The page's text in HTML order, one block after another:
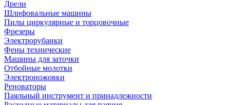
Дрели
Шлифовальные машины
Пилы циркулярные и торцовочные
Фрезеры
Электрорубанки
Фены технические
Машины для заточки
Отбойные молотки
Электроножовки
Реноваторы
Паяльный инструмент и принадлежности